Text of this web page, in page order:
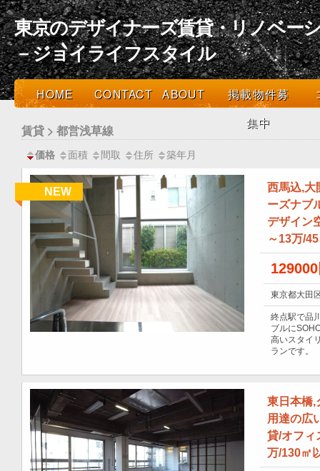
東京のデザイナーズ賃貸・リノベー
－ジョイライフスタイル
HOME CONTACT ABOUT
掲載物件募
集中
賃貸 > 都営浅草線
価格 面積 間取 住所 築年月
NEW
西馬込,大
ーズナブ
デザイン
～13万/
東京都大田
終点駅で品
ブルに
高いスタイ
ランです。
東日本橋,
用達の広
貸/オフィ
万/130㎡